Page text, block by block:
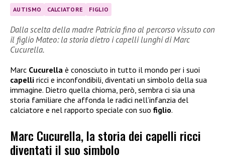
AUTISMO CALCIATORE FIGLIO
Dalla scelta della madre Patricia fino al percorso vissuto con
il figlio Mateo: la storia dietro i capelli lunghi di Marc
Cucurella.
Marc Cucurella è conosciuto in tutto il mondo per i suoi
capelli ricci e inconfondibili, diventati un simbolo della sua
immagine. Dietro quella chioma, però, sembra ci sia una
storia familiare che affonda le radici nell’infanzia del
calciatore e nel rapporto speciale con suo figlio.
Marc Cucurella, la storia dei capelli ricci
diventati il suo simbolo